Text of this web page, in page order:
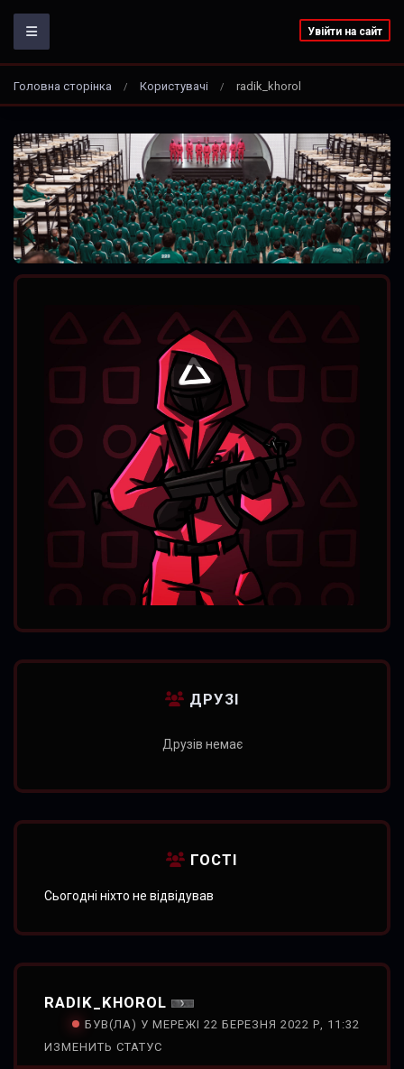
Увійти на сайт
Головна сторінка / Користувачі / radik_khorol
ДРУЗІ
Друзів немає
ГОСТІ
Сьогодні ніхто не відвідував
RADIK_KHOROL
БУВ(ЛА) У МЕРЕЖІ 22 БЕРЕЗНЯ 2022 Р, 11:32
ИЗМЕНИТЬ СТАТУС